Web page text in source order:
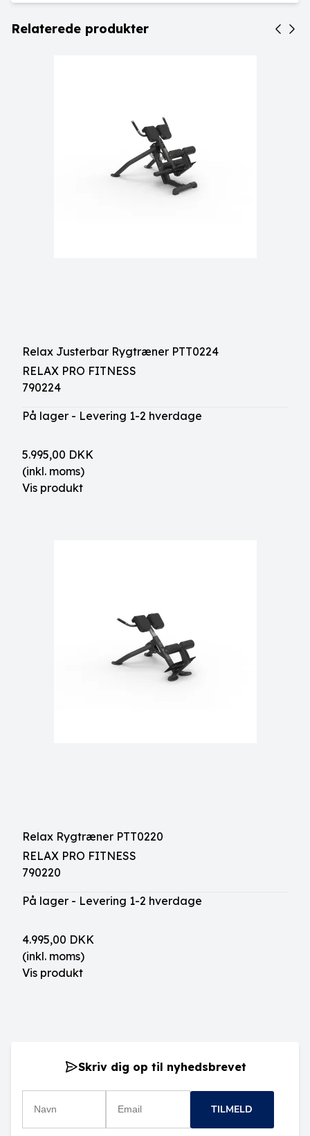
Relaterede produkter
Relax Justerbar Rygtræner PTT0224
RELAX PRO FITNESS
790224
På lager - Levering 1-2 hverdage
5.995,00 DKK
(inkl. moms)
Vis produkt
Relax Rygtræner PTT0220
RELAX PRO FITNESS
790220
På lager - Levering 1-2 hverdage
4.995,00 DKK
(inkl. moms)
Vis produkt
Skriv dig op til nyhedsbrevet
TILMELD